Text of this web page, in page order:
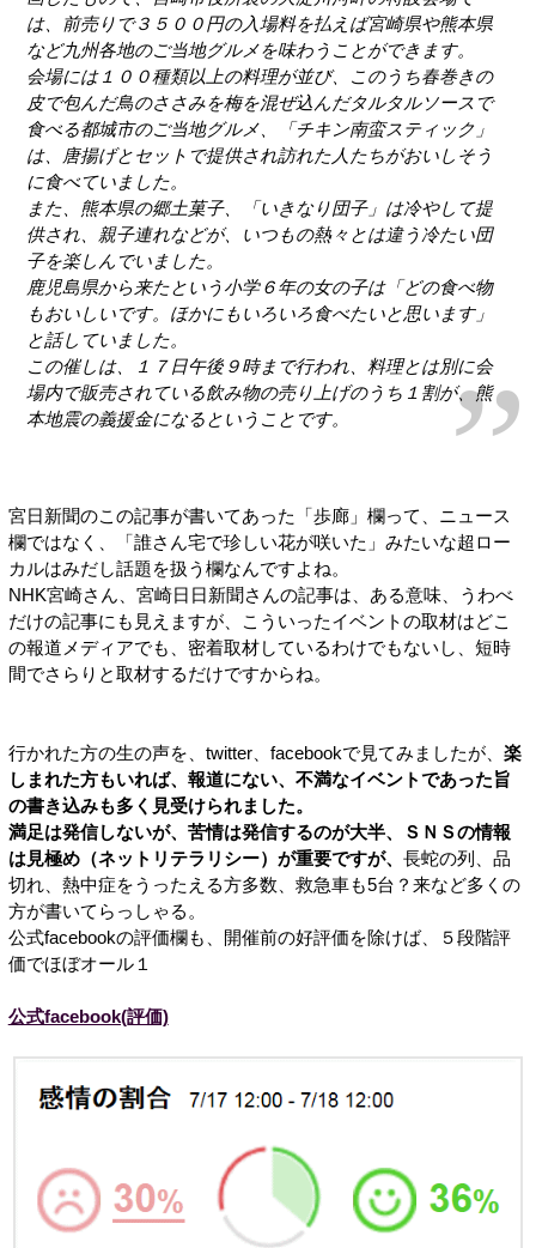
は、前売りで３５００円の入場料を払えば宮崎県や熊本県
など九州各地のご当地グルメを味わうことができます。
会場には１００種類以上の料理が並び、このうち春巻きの
皮で包んだ鳥のささみを梅を混ぜ込んだタルタルソースで
食べる都城市のご当地グルメ、「チキン南蛮スティック」
は、唐揚げとセットで提供され訪れた人たちがおいしそう
に食べていました。
また、熊本県の郷土菓子、「いきなり団子」は冷やして提
供され、親子連れなどが、いつもの熱々とは違う冷たい団
子を楽しんでいました。
鹿児島県から来たという小学６年の女の子は「どの食べ物
もおいしいです。ほかにもいろいろ食べたいと思います」
と話していました。
この催しは、１７日午後９時まで行われ、料理とは別に会
場内で販売されている飲み物の売り上げのうち１割が、熊
本地震の義援金になるということです。
宮日新聞のこの記事が書いてあった「歩廊」欄って、ニュース
欄ではなく、「誰さん宅で珍しい花が咲いた」みたいな超ロー
カルはみだし話題を扱う欄なんですよね。
NHK宮崎さん、宮崎日日新聞さんの記事は、ある意味、うわべ
だけの記事にも見えますが、こういったイベントの取材はどこ
の報道メディアでも、密着取材しているわけでもないし、短時
間でさらりと取材するだけですからね。
行かれた方の生の声を、twitter、facebookで見てみましたが、 楽
しまれた方もいれば、報道にない、不満なイベントであった旨
の書き込みも多く見受けられました。
満足は発信しないが、苦情は発信するのが大半、ＳＮＳの情報
は見極め（ネットリテラリシー）が重要ですが、 長蛇の列、品
切れ、熱中症をうったえる方多数、救急車も5台？来など多くの
方が書いてらっしゃる。
公式facebookの評価欄も、開催前の好評価を除けば、５段階評
価でほぼオール１
公式facebook(評価)